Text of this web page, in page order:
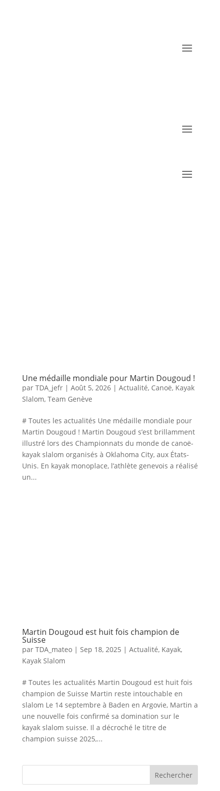
Une médaille mondiale pour Martin Dougoud !
par TDA_jefr| Août 5, 2026| Actualité, Canoë, Kayak
Slalom, Team Genève
# Toutes les actualités Une médaille mondiale pour
Martin Dougoud ! Martin Dougoud s’est brillamment
illustré lors des Championnats du monde de canoë-
kayak slalom organisés à Oklahoma City, aux États-
Unis. En kayak monoplace, l’athlète genevois a réalisé
un...
Martin Dougoud est huit fois champion de
Suisse
par TDA_mateo| Sep 18, 2025 | Actualité, Kayak,
Kayak Slalom
# Toutes les actualités Martin Dougoud est huit fois
champion de Suisse Martin reste intouchable en
slalom Le 14 septembre à Baden en Argovie, Martin a
une nouvelle fois confirmé sa domination sur le
kayak slalom suisse. Il a décroché le titre de
champion suisse 2025,...
Rechercher